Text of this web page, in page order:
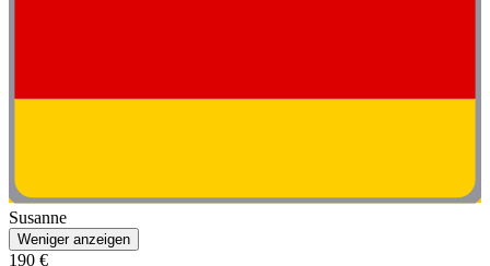
Susanne
Weniger anzeigen
190 €